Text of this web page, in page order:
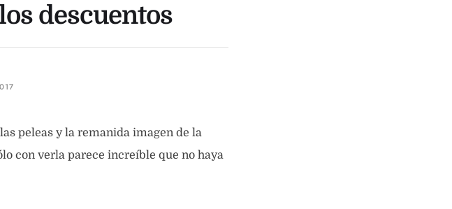
descuentos
peleas y la remanida imagen de la
con verla parece increíble que no haya